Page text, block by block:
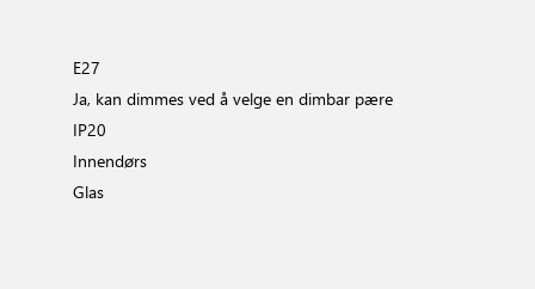
E27
Ja, kan dimmes ved å velge en dimbar pære
IP20
Innendørs
Glas